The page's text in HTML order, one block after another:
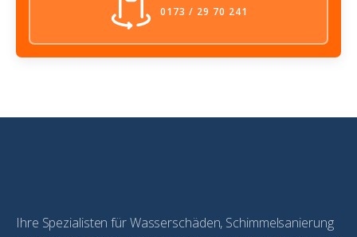
0173 / 29 70 241
Ihre Spezialisten für Wasserschäden, Schimmelsanierung